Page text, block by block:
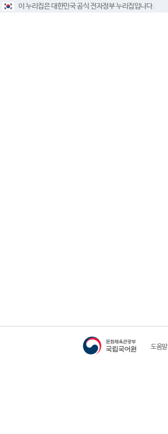
이 누리집은 대한민국 공식 전자정부 누리집입니다.
도움말